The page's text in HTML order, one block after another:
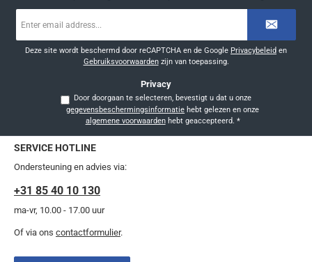
mailadres
Deze site wordt beschermd door reCAPTCHA en de Google Privacybeleid en
Gebruiksvoorwaardenzijn van toepassing.
Privacy
Door doorgaan te selecteren, bevestigt u dat u onze
gegevensbeschermingsinformatie
algemene voorwaardenhebt geaccepteerd. *
SERVICE HOTLINE
Ondersteuning en advies via:
+31 85 40 10 130
ma-vr, 10.00 - 17.00 uur
Of via ons contactformulier.